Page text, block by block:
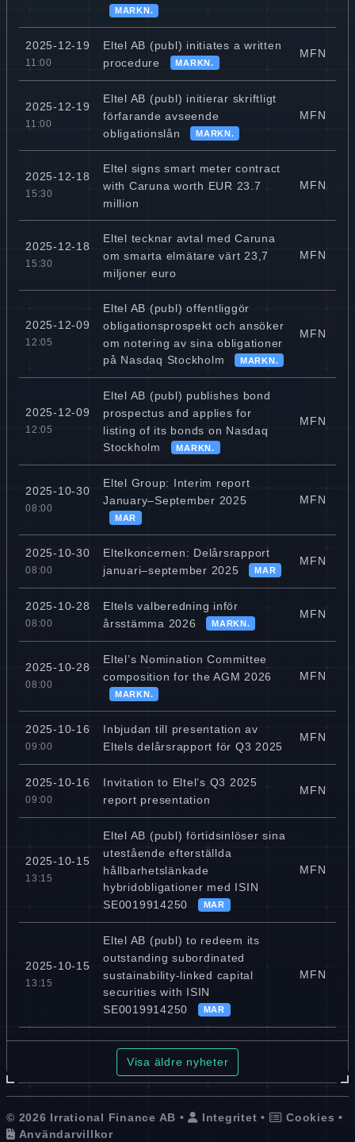
MARKN.
2025-12-19
11:00
Eltel AB (publ) initiates a written
procedure
MARKN.
MFN
2025-12-19
11:00
Eltel AB (publ) initierar skriftligt
förfarande avseende
obligationslån
MARKN.
MFN
2025-12-18
15:30
Eltel signs smart meter contract
with Caruna worth EUR 23.7
million
MFN
2025-12-18
15:30
Eltel tecknar avtal med Caruna
om smarta elmätare värt 23,7
miljoner euro
MFN
2025-12-09
12:05
Eltel AB (publ) offentliggör
obligationsprospekt och ansöker
om notering av sina obligationer
på Nasdaq Stockholm
MARKN.
MFN
2025-12-09
12:05
Eltel AB (publ) publishes bond
prospectus and applies for
listing of its bonds on Nasdaq
Stockholm
MARKN.
MFN
2025-10-30
08:00
Eltel Group: Interim report
January–September 2025
MAR
MFN
2025-10-30
08:00
Eltelkoncernen: Delårsrapport
januari–september 2025
MAR
MFN
2025-10-28
08:00
Eltels valberedning inför
årsstämma 2026
MARKN.
MFN
2025-10-28
08:00
Eltel’s Nomination Committee
composition for the AGM 2026
MARKN.
MFN
2025-10-16
09:00
Inbjudan till presentation av
Eltels delårsrapport för Q3 2025
MFN
2025-10-16
09:00
Invitation to Eltel’s Q3 2025
report presentation
MFN
2025-10-15
13:15
Eltel AB (publ) förtidsinlöser sina
utestående efterställda
hållbarhetslänkade
hybridobligationer med ISIN
SE0019914250
MAR
MFN
2025-10-15
13:15
Eltel AB (publ) to redeem its
outstanding subordinated
sustainability-linked capital
securities with ISIN
SE0019914250
MAR
MFN
Visa äldre nyheter
© 2026 Irrational Finance AB • Integritet • Cookies •
Användarvillkor